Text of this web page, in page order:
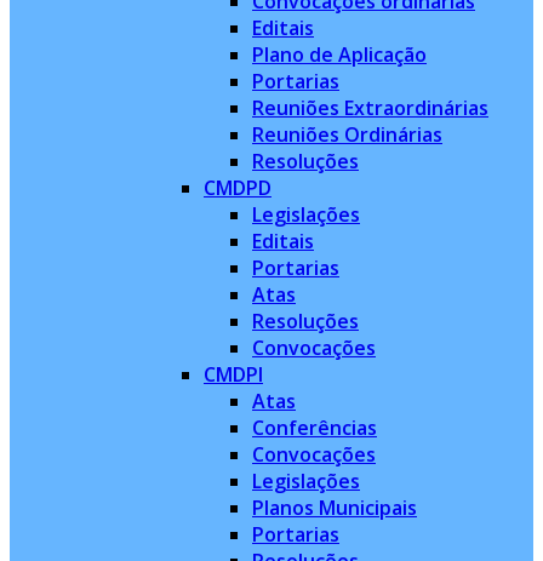
Editais
Plano de Aplicação
Portarias
Reuniões Extraordinárias
Reuniões Ordinárias
Resoluções
CMDPD
Legislações
Editais
Portarias
Atas
Resoluções
Convocações
CMDPI
Atas
Conferências
Convocações
Legislações
Planos Municipais
Portarias